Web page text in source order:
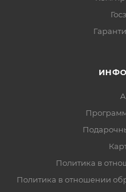
Политика в
Политика в отношении